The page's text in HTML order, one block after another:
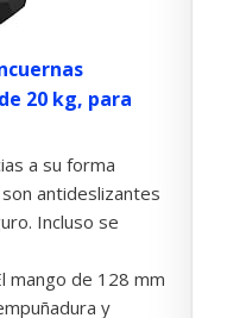
20 kg, para
a su forma
antideslizantes
Incluso se
mango de 128 mm
y